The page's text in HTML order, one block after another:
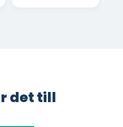
det till